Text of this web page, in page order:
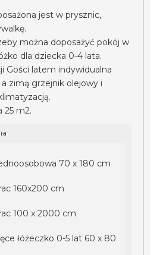
jest w prysznic,
można doposażyć pokój w
dla dziecka 0-4 lata.
Gości latem indywidualna
zimą grzejnik olejowy i
25 m2.
70 x 180 cm
160x200 cm
100 x 2000 cm
łóżeczko 0-5 lat 60 x 80